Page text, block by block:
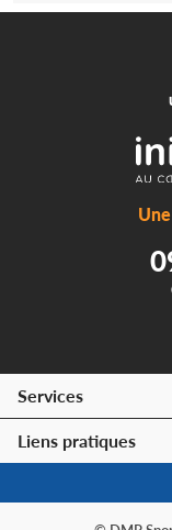
Services
Liens pratiques